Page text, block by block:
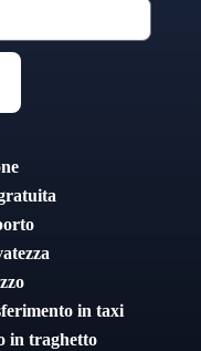
in taxi
in traghetto